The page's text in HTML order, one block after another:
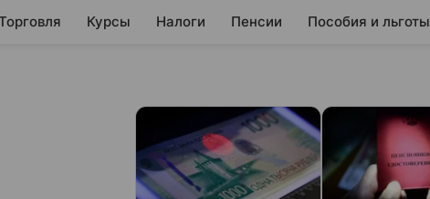
Курсы Налоги Пенсии Пособия и льготы